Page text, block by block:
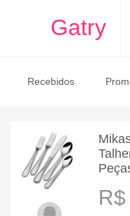
Gatry
Recebidos